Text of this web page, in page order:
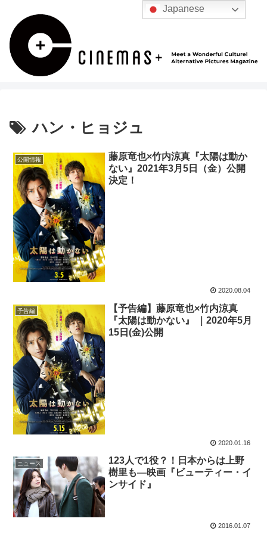
ハン・ヒョジュ
公開情報
藤原竜也×竹内涼真『太陽は動か
ない』2021年3月5日（金）公開
決定！
2020.08.04
予告編
【予告編】藤原竜也×竹内涼真
『太陽は動かない』 ｜2020年5月
15日(金)公開
2020.01.16
ニュース
123人で1役？！日本からは上野
樹里も―映画『ビューティー・イ
ンサイド』
2016.01.07
Japanese